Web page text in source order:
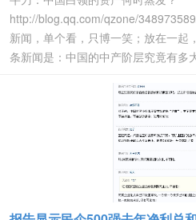
http://blog.qq.com/qzone/
新闻，单个看，只博一笑；放在一起
条新闻是：中国的中产阶层究竟有多